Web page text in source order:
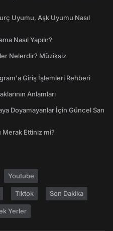
Uyumu, Aşk Uyumu Nasıl
Nasıl Yapılır?
Nelerdir? Müziksiz
Giriş İşlemleri Rehberi
Anlamları
Doyamayanlar İçin Güncel San
Ettiniz mi?
Youtube
Tiktok Son Dakika
Yerler